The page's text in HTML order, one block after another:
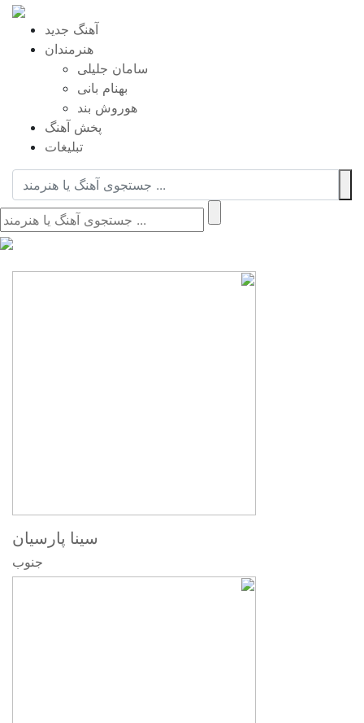
آهنگ جدید
هنرمندان
سامان جلیلی
بهنام بانی
هوروش بند
پخش آهنگ
تبلیغات
سینا پارسیان
جنوب